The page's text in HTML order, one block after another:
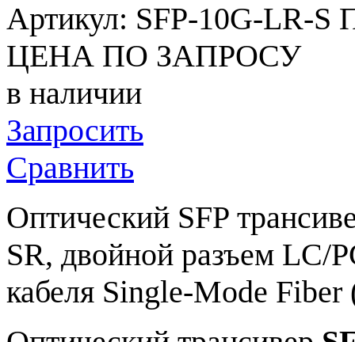
Артикул: SFP-10G-LR-S
ЦЕНА ПО ЗАПРОСУ
в наличии
Запросить
Сравнить
Оптический SFP
SR, двойной разъем LC/
кабеля Single-Mode